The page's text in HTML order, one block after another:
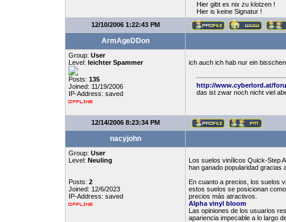
Hier gibt es nix zu klotzen !
Hier is keine Signatur !
12/10/2006 1:22:43 PM
ArmAgeDDon
Group: User
Level: leichter Spammer
Posts: 135
Joined: 11/19/2006
IP-Address: saved
ich auch ich hab nur ein
http://www.cyberlord.at/
das ist zwar noch nicht viel
12/14/2006 8:23:34 PM
nacyjohn
Group: User
Level: Neuling
Posts: 2
Joined: 12/6/2023
IP-Address: saved
Los suelos vinílicos Quick-Step
han ganado popularidad gracias
En cuanto a precios, los suelos
estos suelos se posicionan
precios más atractivos.
Alpha vinyl bloom
Las opiniones de los usuarios
apariencia impecable a lo largo